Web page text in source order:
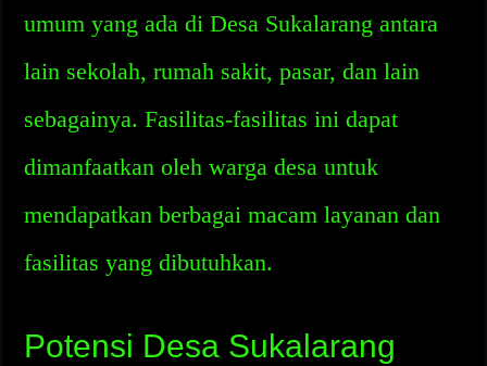
umum yang ada di Desa Sukalarang antara
lain sekolah, rumah sakit, pasar, dan lain
sebagainya. Fasilitas-fasilitas ini dapat
dimanfaatkan oleh warga desa untuk
mendapatkan berbagai macam layanan dan
fasilitas yang dibutuhkan.
Potensi Desa Sukalarang